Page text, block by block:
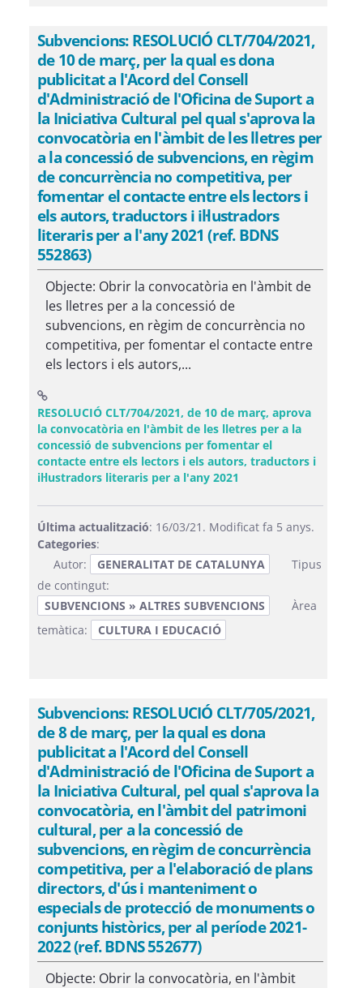
Subvencions: RESOLUCIÓ CLT/704/2021,
de 10 de març, per la qual es dona
publicitat a l'Acord del Consell
d'Administració de l'Oficina de Suport a
la Iniciativa Cultural pel qual s'aprova la
convocatòria en l'àmbit de les lletres per
a la concessió de subvencions, en règim
de concurrència no competitiva, per
fomentar el contacte entre els lectors i
els autors, traductors i il·lustradors
literaris per a l'any 2021 (ref. BDNS
552863)
Objecte: Obrir la convocatòria en l'àmbit de
les lletres per a la concessió de
subvencions, en règim de concurrència no
competitiva, per fomentar el contacte entre
els lectors i els autors,...
RESOLUCIÓ CLT/704/2021, de 10 de març, aprova
la convocatòria en l'àmbit de les lletres per a la
concessió de subvencions per fomentar el
contacte entre els lectors i els autors, traductors i
il·lustradors literaris per a l'any 2021
Última actualització: 16/03/21. Modificat fa 5 anys.
Categories:
Autor:
GENERALITAT DE CATALUNYA
Tipus
de contingut:
SUBVENCIONS » ALTRES SUBVENCIONS
Àrea
temàtica:
CULTURA I EDUCACIÓ
Subvencions: RESOLUCIÓ CLT/705/2021,
de 8 de març, per la qual es dona
publicitat a l'Acord del Consell
d'Administració de l'Oficina de Suport a
la Iniciativa Cultural, pel qual s'aprova la
convocatòria, en l'àmbit del patrimoni
cultural, per a la concessió de
subvencions, en règim de concurrència
competitiva, per a l'elaboració de plans
directors, d'ús i manteniment o
especials de protecció de monuments o
conjunts històrics, per al període 2021-
2022 (ref. BDNS 552677)
Objecte: Obrir la convocatòria, en l'àmbit